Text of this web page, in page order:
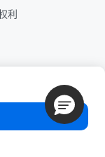
利